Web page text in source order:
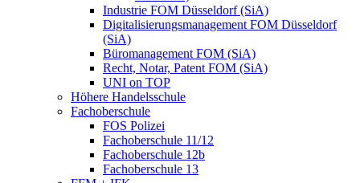
Industrie FOM Düsseldorf (SiA)
Digitalisierungsmanagement FOM Düsseldorf
(SiA)
Büromanagement FOM (SiA)
Recht, Notar, Patent FOM (SiA)
UNI on TOP
Höhere Handelsschule
Fachoberschule
FOS Polizei
Fachoberschule 11/12
Fachoberschule 12b
Fachoberschule 13